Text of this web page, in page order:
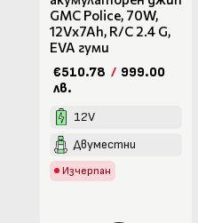
GMC Police, 70W,
12Vx7Ah, R/C 2.4 G,
EVA гуми
€510.78 / 999.00
лв.
12V
Двуместни
Изчерпан